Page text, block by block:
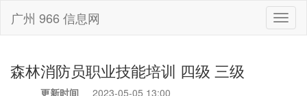
广州 966 信息网
森林消防员职业技能培训 四级 三级
更新时间
2023-05-05 13:00